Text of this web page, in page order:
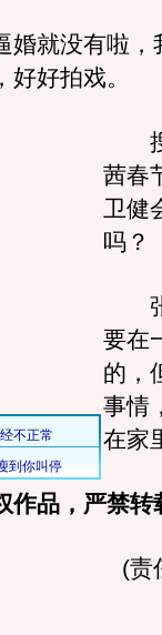
就没有啦，
好拍戏。
搜
茜春
卫健
吗？
张
要在
的，
事情
在家
品，严禁转
(责